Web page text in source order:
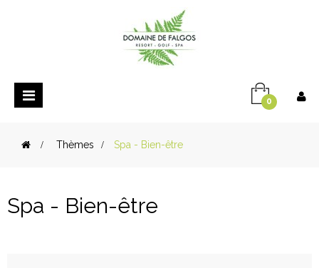
Basculer
navigation
0
> Thèmes > Spa - Bien-être
Spa - Bien-être